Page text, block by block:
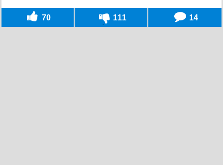
70 111 14